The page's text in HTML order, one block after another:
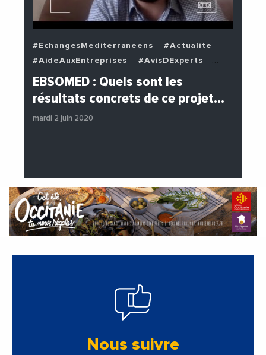
#EchangesMediterraneens
#Actualite
#AideAuxEntreprises
#AvisDExperts
#BuzzNews
#Decideurs
#EchangesMediterraneens
#Entreprises
#Institutions
#PhotosEtVideos
EBSOMED : Quels sont les
résultats concrets de ce projet…
mardi 2 juin 2020
Nous suivre